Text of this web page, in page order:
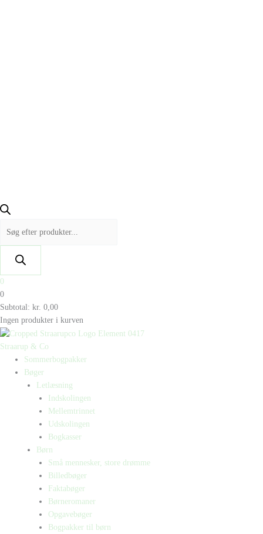
0
0
Subtotal: kr. 0,00
Ingen produkter i kurven
Straarup & Co
Sommerbogpakker
Bøger
Letlæsning
Indskolingen
Mellemtrinnet
Udskolingen
Bogkasser
Børn
Små mennesker, store drømme
Billedbøger
Faktabøger
Børneromaner
Opgavebøger
Bogpakker til børn